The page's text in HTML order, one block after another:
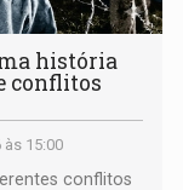
história
conflitos
15:00
conflitos